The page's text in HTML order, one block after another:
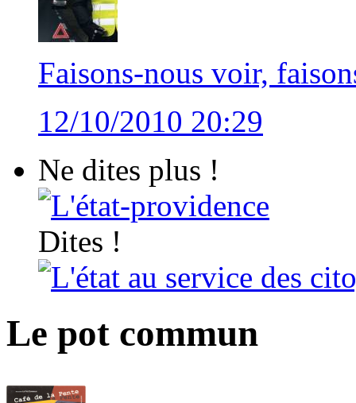
Faisons-nous voir,
12/10/2010 20:29
Ne dites plus !
L'état-providence
Dites !
L'état au service des
Le pot commun